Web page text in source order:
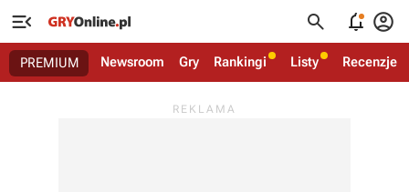
   
PREMIUM Newsroom Gry Rankingi Listy Recenzje